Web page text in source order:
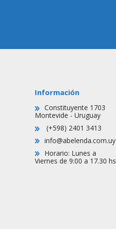
Información
Constituyente 1703
Montevide - Uruguay
(+598) 2401 3413
info@abelenda.com.uy
Horario: Lunes a
Viernes de 9:00 a 17.30 hs